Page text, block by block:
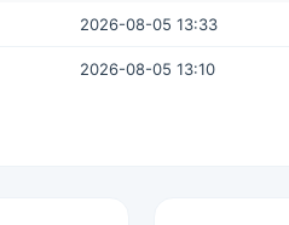
2026-08-05 13:33
2026-08-05 13:10